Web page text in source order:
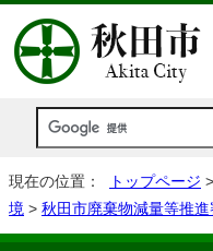
現在の位置： トップページ >
境 > 秋田市廃棄物減量等推